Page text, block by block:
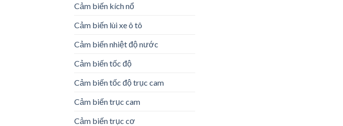
Cảm biến kích nổ
Cảm biến lùi xe ô tô
Cảm biến nhiệt độ nước
Cảm biến tốc độ
Cảm biến tốc độ trục cam
Cảm biến trục cam
Cảm biến trục cơ